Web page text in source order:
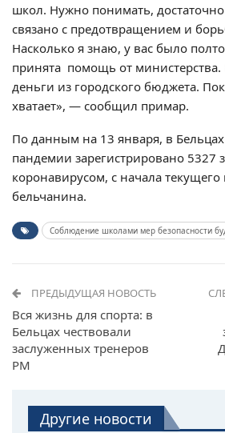
школ. Нужно понимать, достаточно
связано с предотвращением и
Насколько я знаю, у вас было
принята помощь от
деньги из городского бюджета.
хватает», — сообщил примар.
По данным на 13 января, в
пандемии зарегистрировано 5327
коронавирусом, с начала текущего
бельчанина.
Соблюдение школами мер безопасности
ПРЕДЫДУЩАЯ НОВОСТЬ
Вся жизнь для спорта: в
Бельцах чествовали
заслуженных тренеров
РМ
Другие новости